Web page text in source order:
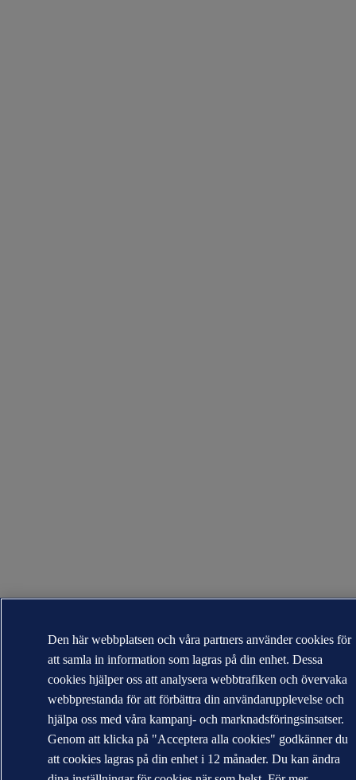
Den här webbplatsen och våra partners använder cookies för
att samla in information som lagras på din enhet. Dessa
cookies hjälper oss att analysera webbtrafiken och övervaka
webbprestanda för att förbättra din användarupplevelse och
hjälpa oss med våra kampanj- och marknadsföringsinsatser.
Genom att klicka på "Acceptera alla cookies" godkänner du
att cookies lagras på din enhet i 12 månader. Du kan ändra